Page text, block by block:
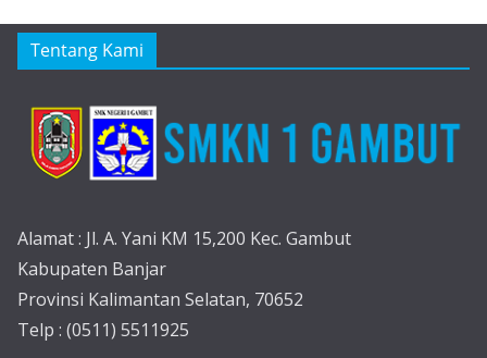
Tentang Kami
Alamat : Jl. A. Yani KM 15,200 Kec. Gambut
Kabupaten Banjar
Provinsi Kalimantan Selatan, 70652
Telp : (0511) 5511925